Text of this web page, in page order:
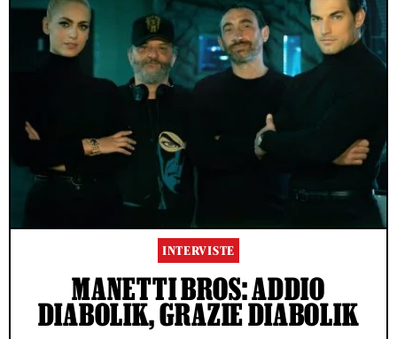
INTERVISTE
MANETTI BROS: ADDIO
DIABOLIK, GRAZIE DIABOLIK